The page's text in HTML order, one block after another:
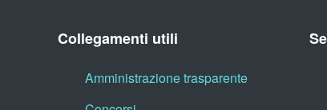
Collegamenti utili
Amministrazione trasparente